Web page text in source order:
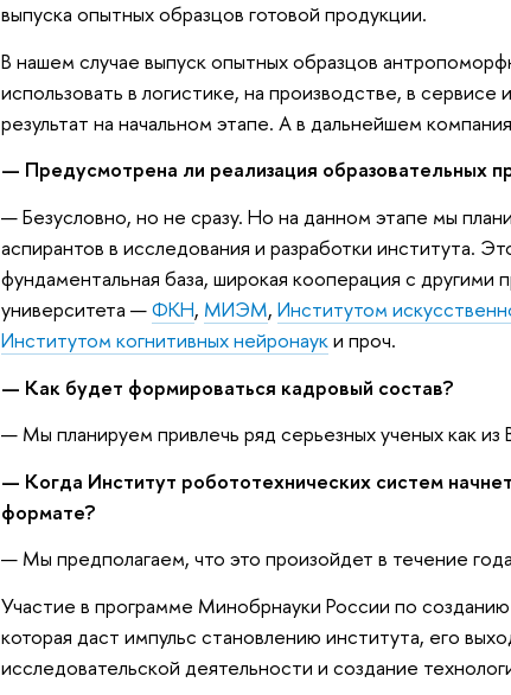
выпуска опытных образцов готовой продукции.
В нашем случае выпуск опытных образцов
использовать в логистике, на производстве, в
результат на начальном этапе. А в дальнейшем
— Предусмотрена ли реализация образовательных
— Безусловно, но не сразу. Но на данном этапе мы
аспирантов в исследования и разработки института.
фундаментальная база, широкая кооперация с
университета —ФКН, МИЭМ,Институтом
Институтом когнитивных нейронауки проч.
— Как будет формироваться кадровый состав?
— Мы планируем привлечь ряд серьезных ученых как из
— Когда Институт робототехнических систем
формате?
— Мы предполагаем, что это произойдет в течение
Участие в программе Минобрнауки России по
которая даст импульс становлению института, его
исследовательской деятельности и создание